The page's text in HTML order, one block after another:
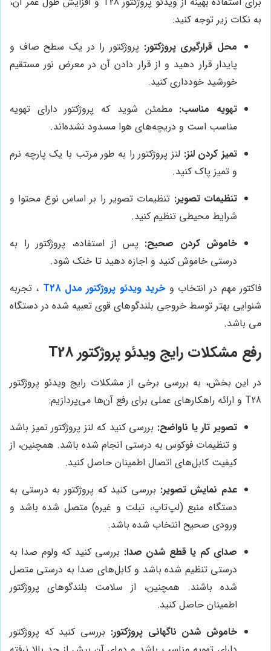
به نکات زیر توجه کنید:
محل قرارگیری پروژکتور: پروژکتور را در یک سطح صاف و
پایدار قرار دهید و از قرار دادن آن در معرض نور مستقیم
خورشید خودداری کنید.
تهویه مناسب: مطمئن شوید که پروژکتور دارای تهویه
مناسب است و دریچه‌های هوا مسدود نشده‌اند.
تمیز کردن لنز: لنز پروژکتور را به طور مرتب با یک پارچه نرم
و تمیز پاک کنید.
تنظیمات تصویر: تنظیمات تصویر را بر اساس نوع محتوا و
شرایط محیطی تنظیم کنید.
خاموش کردن صحیح: پس از استفاده، پروژکتور را به
درستی خاموش کنید و اجازه دهید تا خنک شود.
فاکتور مهم در انتخاب و خرید ویدئو پروژکتور مدل T28
، تجربه
شنوایی بهتر توسط خروجی بلندگوهای قوی تعبیه شده در دستگاه
می باشد.
رفع مشکلات رایج ویدئو پروژکتور T28
در این بخش، به بررسی برخی از مشکلات رایج ویدئو پروژکتور
T28 و ارائه راهکارهای عملی برای رفع آن‌ها می‌پردازیم:
تصویر تار یا ناواضح: بررسی کنید که لنز پروژکتور تمیز باشد
و تنظیمات فوکوس به درستی انجام شده باشد. همچنین، از
کیفیت کابل‌های اتصال اطمینان حاصل کنید.
عدم نمایش تصویر: بررسی کنید که پروژکتور به درستی به
دستگاه منبع (لپ‌تاپ، تبلت و غیره) متصل شده باشد و
ورودی صحیح انتخاب شده باشد.
صدای کم یا قطع شدن صدا: بررسی کنید که ولوم صدا به
درستی تنظیم شده باشد و کابل‌های صدا به درستی متصل
شده باشند. همچنین، از سلامت بلندگوهای پروژکتور
اطمینان حاصل کنید.
خاموش شدن ناگهانی پروژکتور: بررسی کنید که پروژکتور